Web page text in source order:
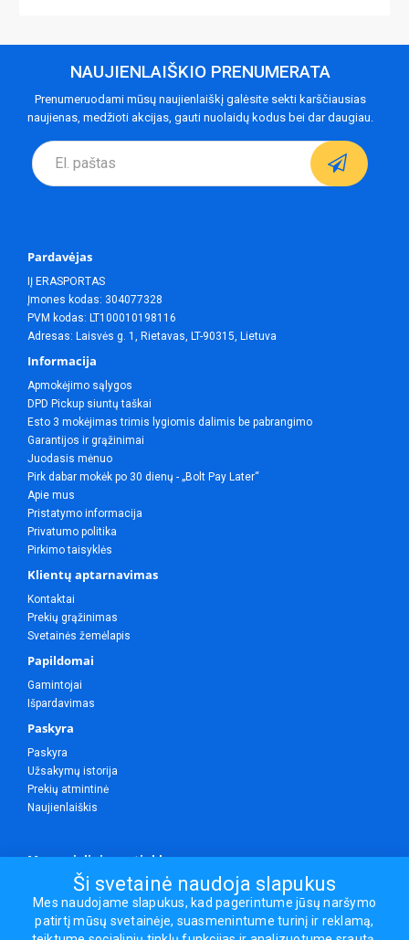
NAUJIENLAIŠKIO PRENUMERATA
Prenumeruodami mūsų naujienlaiškį galėsite sekti karščiausias
naujienas, medžioti akcijas, gauti nuolaidų kodus bei dar daugiau.
Pardavėjas
IĮ ERASPORTAS
Įmones kodas: 304077328
PVM kodas: LT100010198116
Adresas: Laisvės g. 1, Rietavas, LT-90315, Lietuva
Informacija
Apmokėjimo sąlygos
DPD Pickup siuntų taškai
Esto 3 mokėjimas trimis lygiomis dalimis be pabrangimo
Garantijos ir grąžinimai
Juodasis mėnuo
Pirk dabar mokėk po 30 dienų - „Bolt Pay Later“
Apie mus
Pristatymo informacija
Privatumo politika
Pirkimo taisyklės
Klientų aptarnavimas
Kontaktai
Prekių grąžinimas
Svetainės žemėlapis
Papildomai
Gamintojai
Išpardavimas
Paskyra
Paskyra
Užsakymų istorija
Prekių atmintinė
Naujienlaiškis
Mes socialiniuose tinkluose
Visos teisės saugomos.
Ši svetainė naudoja slapukus
Mes naudojame slapukus, kad pagerintume jūsų naršymo
patirtį mūsų svetainėje, suasmenintume turinį ir reklamą,